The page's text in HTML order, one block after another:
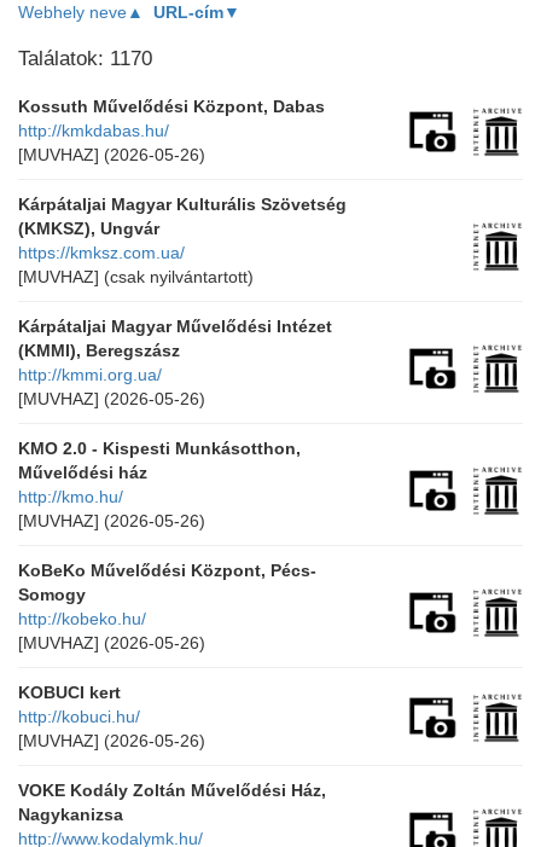
Webhely neve▲ URL-cím▼
Találatok: 1170
Kossuth Művelődési Központ, Dabas
http://kmkdabas.hu/
[MUVHAZ] (2026-05-26)
Kárpátaljai Magyar Kulturális Szövetség
(KMKSZ), Ungvár
https://kmksz.com.ua/
[MUVHAZ] (csak nyilvántartott)
Kárpátaljai Magyar Művelődési Intézet
(KMMI), Beregszász
http://kmmi.org.ua/
[MUVHAZ] (2026-05-26)
KMO 2.0 - Kispesti Munkásotthon,
Művelődési ház
http://kmo.hu/
[MUVHAZ] (2026-05-26)
KoBeKo Művelődési Központ, Pécs-
Somogy
http://kobeko.hu/
[MUVHAZ] (2026-05-26)
KOBUCI kert
http://kobuci.hu/
[MUVHAZ] (2026-05-26)
VOKE Kodály Zoltán Művelődési Ház,
Nagykanizsa
http://www.kodalymk.hu/